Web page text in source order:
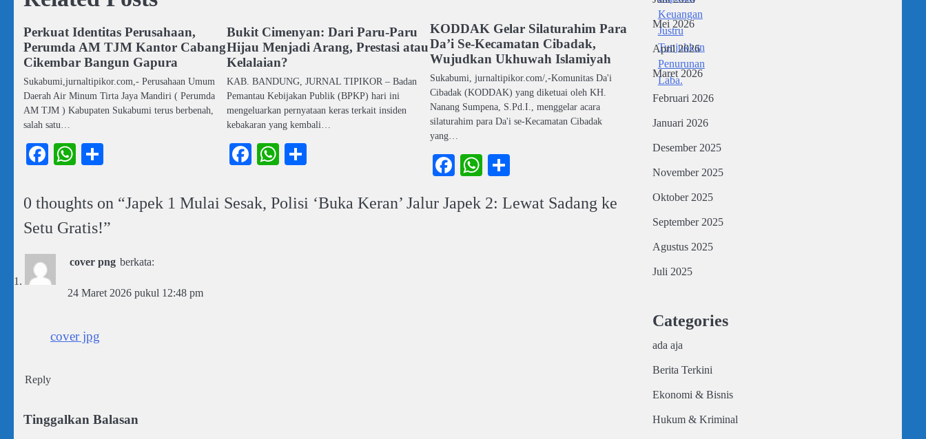
Perkuat Identitas Perusahaan,
Perumda AM TJM Kantor Cabang
Cikembar Bangun Gapura
Sukabumi,jurnaltipikor.com,- Perusahaan Umum
Daerah Air Minum Tirta Jaya Mandiri ( Perumda
AM TJM ) Kabupaten Sukabumi terus berbenah,
salah satu…
Facebook
WhatsApp
Bukit Cimenyan: Dari Paru-Paru
Hijau Menjadi Arang, Prestasi atau
Kelalaian?
KAB. BANDUNG, JURNAL TIPIKOR – Badan
Pemantau Kebijakan Publik (BPKP) hari ini
mengeluarkan pernyataan keras terkait insiden
kebakaran yang kembali…
Facebook
WhatsApp
KODDAK Gelar Silaturahim Para
Da’i Se-Kecamatan Cibadak,
Wujudkan Ukhuwah Islamiyah
Sukabumi, jurnaltipikor.com/,-Komunitas Da'i
Cibadak (KODDAK) yang diketuai oleh KH.
Nanang Sumpena, S.Pd.I., menggelar acara
silaturahim para Da'i se-Kecamatan Cibadak
yang…
Facebook
WhatsApp
0 thoughts on “Japek 1 Mulai Sesak, Polisi ‘Buka Keran’ Jalur Japek 2: Lewat Sadang ke
Setu Gratis!”
cover png berkata:
24 Maret 2026 pukul 12:48 pm
cover jpg
Reply
Tinggalkan Balasan
Mei 2026
April 2026
Maret 2026
Februari 2026
Januari 2026
Desember 2025
November 2025
Oktober 2025
September 2025
Agustus 2025
Juli 2025
Categories
ada aja
Berita Terkini
Ekonomi & Bisnis
Hukum & Kriminal